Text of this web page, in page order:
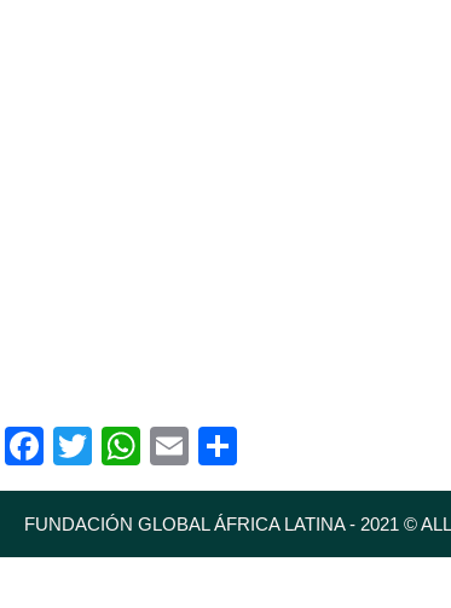
Facebook
Twitter
WhatsApp
Email
FUNDACIÓN GLOBAL ÁFRICA LATINA - 2021 ©